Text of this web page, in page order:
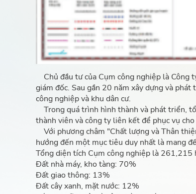
Chủ đầu tư của Cụm công nghiệp là Công
giám đốc. Sau gần 20 năm xây dựng và
công nghiệp và khu dân cư.
Trong quá trình hình thành và phát triển,
thành viên và công ty liên kết để phục vụ
Với phương châm "Chất lượng và Thân
hướng đến một mục tiêu duy nhất là mang
Tổng diện tích Cụm công nghiệp là 261,215
Đất nhà máy, kho tàng: 70%
Đất giao thông: 13%
Đất cây xanh, mặt nước: 12%